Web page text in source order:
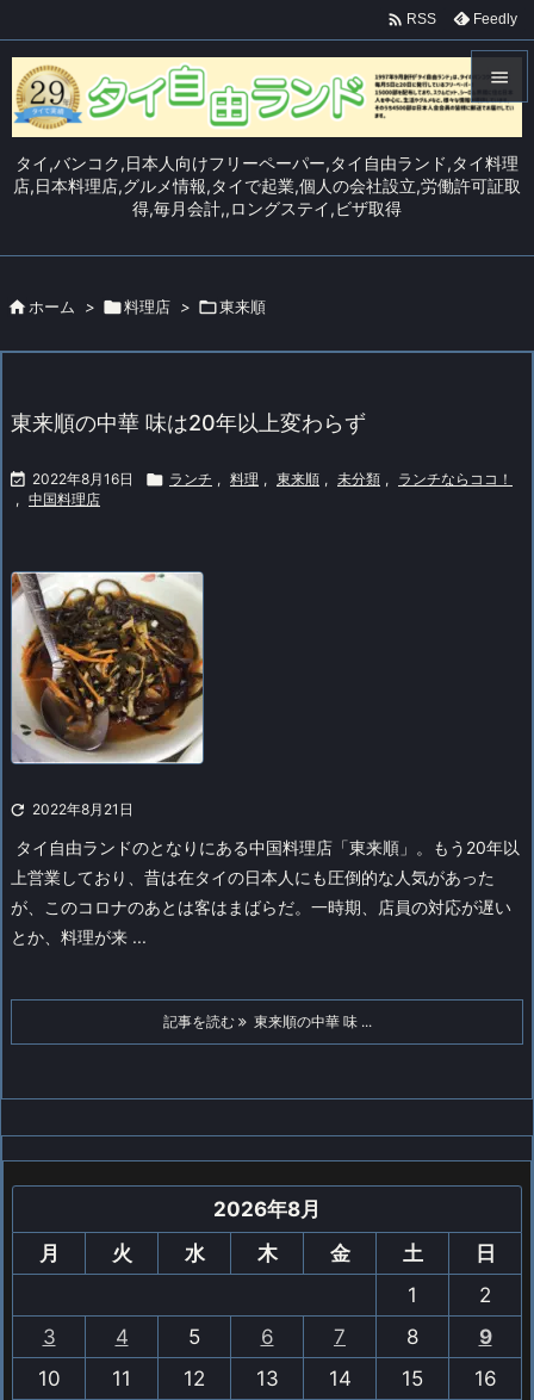
タイ,バンコク,日本人向けフリーペーパー,タイ自由ランド,タイ料理
店,日本料理店,グルメ情報,タイで起業,個人の会社設立,労働許可証取
得,毎月会計,,ロングステイ,ビザ取得

メニュ


 RSS Feedly
 ホーム > 料理店 > 東来順
東来順の中華 味は20年以上変わらず
 2022年8月16日  ランチ , 料理 , 東来順 , 未分類 , ランチならココ！
, 中国料理店
 2022年8月21日
タイ自由ランドのとなりにある中国料理店「東来順」。もう20年以
上営業しており、昔は在タイの日本人にも圧倒的な人気があった
が、このコロナのあとは客はまばらだ。 一時期、店員の対応が遅い
とか、料理が来 ...
記事を読む 東来順の中華 味 ...
2026年8月
月
火 水 木 金 土
日
1
2
3
4 5 6 7 8
9
10
11 12 13 14 15
16